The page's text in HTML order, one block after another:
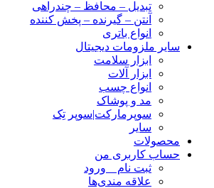
تبدیل – محافظ – چندراهی
آنتن – گیرنده – پخش کننده
انواع باتری
سایر ملزومات دیجیتال
ابزار سلامت
ابزار آلات
انواع چسب
مد و پوشاک
سوپرمارکت|سوپر تِک
سایر
محصولات
حساب کاربری من
ثبت نام _ ورود
علاقه مندی‌ها